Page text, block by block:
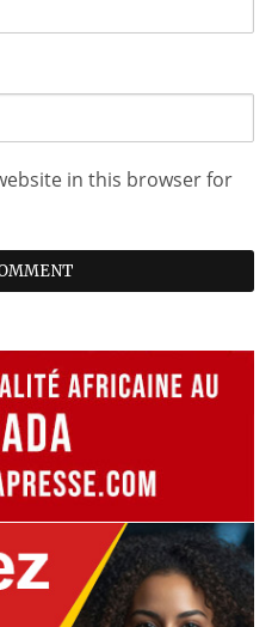
in this browser for